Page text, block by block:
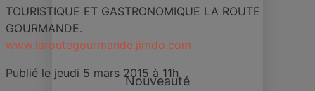
Nouveauté
TOURISTIQUE ET GASTRONOMIQUE LA ROUTE
GOURMANDE.
www.laroutegourmande.jimdo.com
Publié le jeudi 5 mars 2015 à 11h